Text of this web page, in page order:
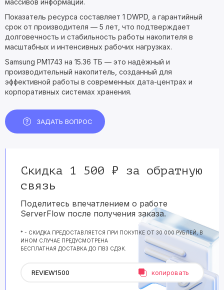
массивов информации.
Показатель ресурса составляет 1 DWPD, а гарантийный
срок от производителя — 5 лет, что подтверждает
долговечность и стабильность работы накопителя в
масштабных и интенсивных рабочих нагрузках.
Samsung PM1743 на 15.36 ТБ — это надёжный и
производительный накопитель, созданный для
эффективной работы в современных дата-центрах и
корпоративных системах хранения.
ЗАДАТЬ ВОПРОС
Скидка 1 500 ₽ за обратную
связь
Поделитесь впечатлением о работе
ServerFlow после получения заказа.
* - СКИДКА ПРЕДОСТАВЛЯЕТСЯ ПРИ ПОКУПКЕ ОТ 30 000 РУБЛЕЙ, В
ИНОМ СЛУЧАЕ ПРЕДУСМОТРЕНА
БЕСПЛАТНАЯ ДОСТАВКА ДО ПВЗ СДЭК.
копировать